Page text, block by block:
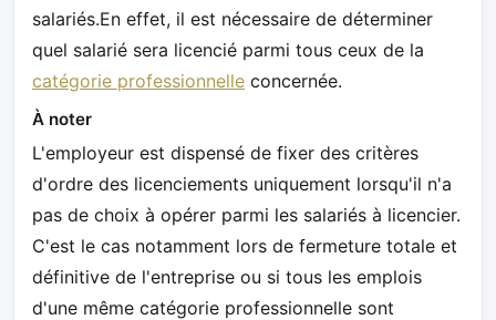
salariés.En effet, il est nécessaire de déterminer
quel salarié sera licencié parmi tous ceux de la
catégorie professionnelle concernée.
À noter
L'employeur est dispensé de fixer des critères
d'ordre des licenciements uniquement lorsqu'il n'a
pas de choix à opérer parmi les salariés à licencier.
C'est le cas notamment lors de fermeture totale et
définitive de l'entreprise ou si tous les emplois
d'une même catégorie professionnelle sont